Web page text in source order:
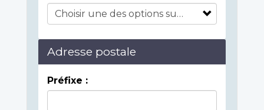
Adresse postale
Préfixe :